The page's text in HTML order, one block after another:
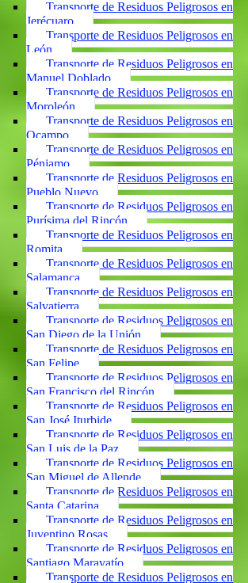
Transporte de Residuos Peligrosos en
Jerécuaro
Transporte de Residuos Peligrosos en
León
Transporte de Residuos Peligrosos en
Manuel Doblado
Transporte de Residuos Peligrosos en
Moroleón
Transporte de Residuos Peligrosos en
Ocampo
Transporte de Residuos Peligrosos en
Pénjamo
Transporte de Residuos Peligrosos en
Pueblo Nuevo
Transporte de Residuos Peligrosos en
Purísima del Rincón
Transporte de Residuos Peligrosos en
Romita
Transporte de Residuos Peligrosos en
Salamanca
Transporte de Residuos Peligrosos en
Salvatierra
Transporte de Residuos Peligrosos en
San Diego de la Unión
Transporte de Residuos Peligrosos en
San Felipe
Transporte de Residuos Peligrosos en
San Francisco del Rincón
Transporte de Residuos Peligrosos en
San José Iturbide
Transporte de Residuos Peligrosos en
San Luis de la Paz
Transporte de Residuos Peligrosos en
San Miguel de Allende
Transporte de Residuos Peligrosos en
Santa Catarina
Transporte de Residuos Peligrosos en
Juventino Rosas
Transporte de Residuos Peligrosos en
Santiago Maravatío
Transporte de Residuos Peligrosos en